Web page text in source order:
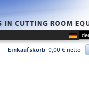
Einkaufskorb 0,00 € netto